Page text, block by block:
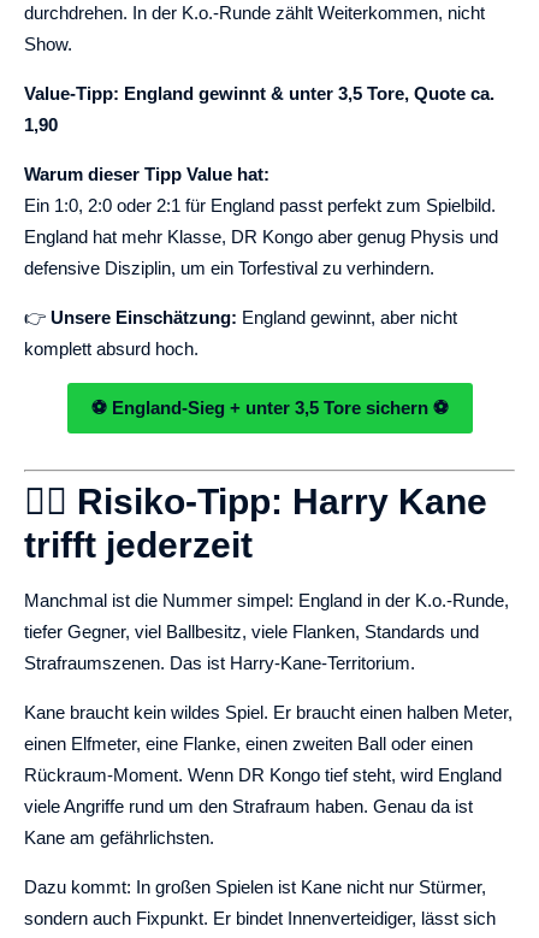
durchdrehen. In der K.o.-Runde zählt Weiterkommen, nicht
Show.
Value-Tipp: England gewinnt & unter 3,5 Tore, Quote ca.
1,90
Warum dieser Tipp Value hat:
Ein 1:0, 2:0 oder 2:1 für England passt perfekt zum Spielbild.
England hat mehr Klasse, DR Kongo aber genug Physis und
defensive Disziplin, um ein Torfestival zu verhindern.
👉 Unsere Einschätzung: England gewinnt, aber nicht
komplett absurd hoch.
⚽ England-Sieg + unter 3,5 Tore sichern ⚽
🐱‍🏍 Risiko-Tipp: Harry Kane
trifft jederzeit
Manchmal ist die Nummer simpel: England in der K.o.-Runde,
tiefer Gegner, viel Ballbesitz, viele Flanken, Standards und
Strafraumszenen. Das ist Harry-Kane-Territorium.
Kane braucht kein wildes Spiel. Er braucht einen halben Meter,
einen Elfmeter, eine Flanke, einen zweiten Ball oder einen
Rückraum-Moment. Wenn DR Kongo tief steht, wird England
viele Angriffe rund um den Strafraum haben. Genau da ist
Kane am gefährlichsten.
Dazu kommt: In großen Spielen ist Kane nicht nur Stürmer,
sondern auch Fixpunkt. Er bindet Innenverteidiger, lässt sich